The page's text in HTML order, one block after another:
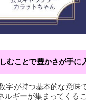
むことで豊かさが手に
字が持つ基本的な意味
ギーが集まってくる